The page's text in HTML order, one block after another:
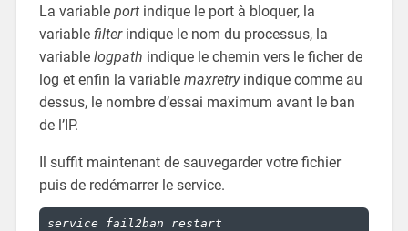
La variable portindique le port à bloquer, la
variable filterindique le nom du processus, la
variable logpath indique le chemin vers le ficher de
log et enfin la variable maxretryindique comme au
dessus, le nombre d’essai maximum avant le ban
de l’IP.
Il suffit maintenant de sauvegarder votre fichier
puis de redémarrer le service.
service fail2ban restart